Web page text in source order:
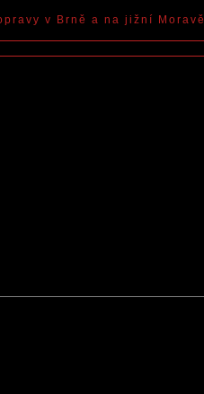
v Brně a na jižní Moravě